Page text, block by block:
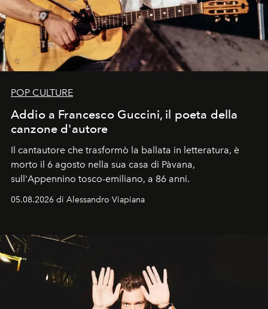
POP CULTURE
Addio a Francesco Guccini, il poeta della
canzone d'autore
Il cantautore che trasformò la ballata in letteratura, è
morto il 6 agosto nella sua casa di Pàvana,
sull'Appennino tosco-emiliano, a 86 anni.
05.08.2026 di Alessandro Viapiana